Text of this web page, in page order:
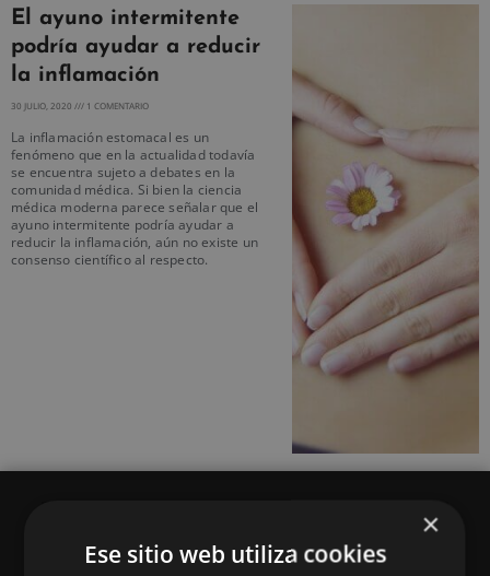
El ayuno intermitente
podría ayudar a reducir
la inflamación
30 JULIO, 2020 1 COMENTARIO
La inflamación estomacal es un
fenómeno que en la actualidad todavía
se encuentra sujeto a debates en la
comunidad médica. Si bien la ciencia
médica moderna parece señalar que el
ayuno intermitente podría ayudar a
reducir la inflamación, aún no existe un
consenso científico al respecto.
×
Ese sitio web utiliza cookies